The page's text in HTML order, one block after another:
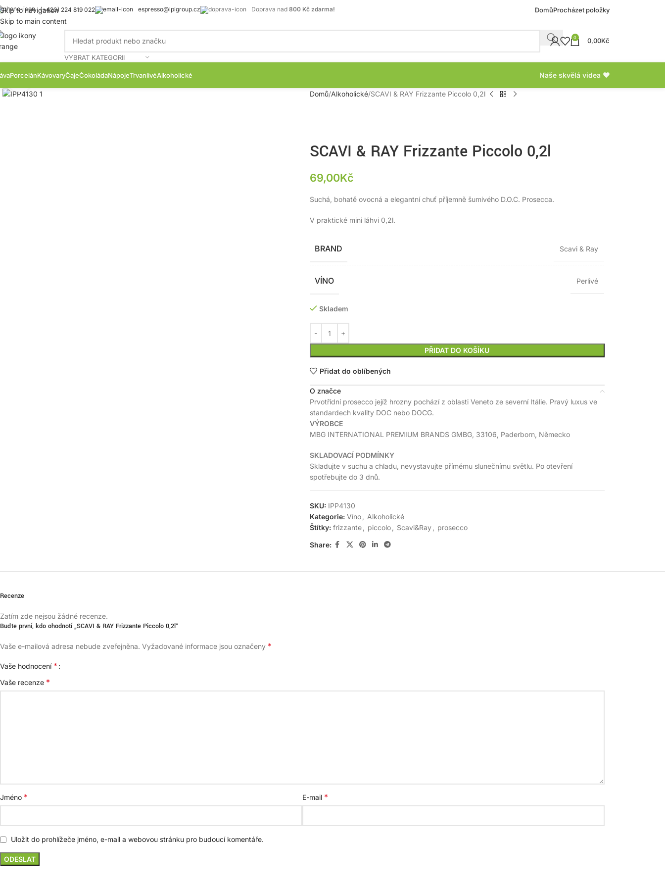
Skip to navigation
Skip to main content
(+420) 224 819 022 espresso@lpigroup.cz Doprava nad 800 Kč zdarma! DomůProcházet položky
VYBRAT KATEGORII
0 0,00Kč
PorcelánKávovaryČajeČokoládaNápojeTrvanlivéAlkoholické Naše skvělá videa ❤
Zobrazit produktovou fotku
Domů Alkoholické SCAVI & RAY Frizzante Piccolo 0,2l
SCAVI & RAY Frizzante Piccolo 0,2l
69,00Kč
Suchá, bohatě ovocná a elegantní chuť příjemně šumivého D.O.C. Prosecca.
V praktické mini láhvi 0,2l.
BRAND Scavi & Ray
VÍNO Perlivé
Skladem
PŘIDAT DO KOŠÍKU
Přidat do oblíbených
O značce
Prvotřídní prosecco jejíž hrozny pochází z oblasti Veneto ze severní Itálie. Pravý luxus ve
standardech kvality DOC nebo DOCG.
VÝROBCE
MBG INTERNATIONAL PREMIUM BRANDS GMBG, 33106, Paderborn, Německo
SKLADOVACÍ PODMÍNKY
Skladujte v suchu a chladu, nevystavujte přímému slunečnímu světlu. Po otevření
spotřebujte do 3 dnů.
SKU: IPP4130
Kategorie: Víno
Alkoholické
Štítky: frizzante piccolo Scavi&Ray prosecco
Share:
Recenze
Zatím zde nejsou žádné recenze.
Buďte první, kdo ohodnotí „SCAVI & RAY Frizzante Piccolo 0,2l“
Vaše e-mailová adresa nebude zveřejněna. Vyžadované informace jsou označeny *
Vaše hodnocení *
Vaše recenze *
Jméno * E-mail *
Uložit do prohlížeče jméno, e-mail a webovou stránku pro budoucí komentáře.